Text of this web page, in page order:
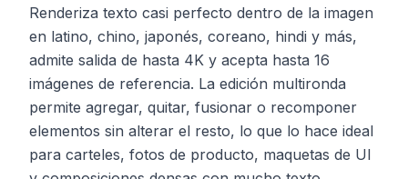
Renderiza texto casi perfecto dentro de la imagen
en latino, chino, japonés, coreano, hindi y más,
admite salida de hasta 4K y acepta hasta 16
imágenes de referencia. La edición multironda
permite agregar, quitar, fusionar o recomponer
elementos sin alterar el resto, lo que lo hace ideal
para carteles, fotos de producto, maquetas de UI